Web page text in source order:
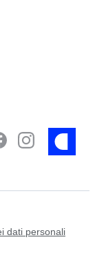
dati personali